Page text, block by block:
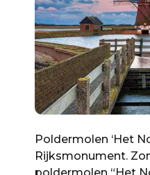
Poldermolen ‘Het
Rijksmonument.